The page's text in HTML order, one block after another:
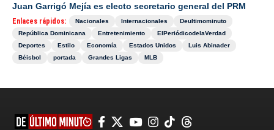
Juan Garrigó Mejía es electo secretario general del PRM
Enlaces rápidos: Nacionales Internacionales
Deultimominuto
República Dominicana
Entretenimiento
ElPeriódicodelaVerdad
Deportes
Estilo Economía Estados Unidos
Luis Abinader
Béisbol
portada Grandes Ligas MLB